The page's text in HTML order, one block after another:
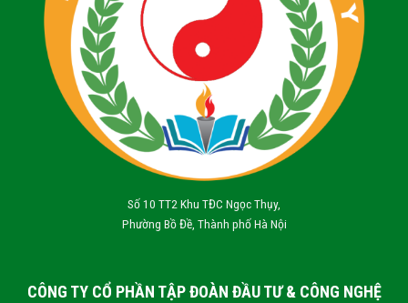
Số 10 TT2 Khu TĐC Ngọc Thụy,
Phường Bồ Đề, Thành phố Hà Nội
CÔNG TY CỔ PHẦN TẬP ĐOÀN ĐẦU TƯ & CÔNG NGHỆ